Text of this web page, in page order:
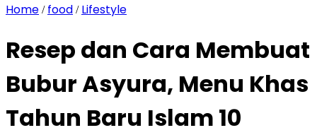
Home / food / Lifestyle
Resep dan Cara Membuat
Bubur Asyura, Menu Khas
Tahun Baru Islam 10